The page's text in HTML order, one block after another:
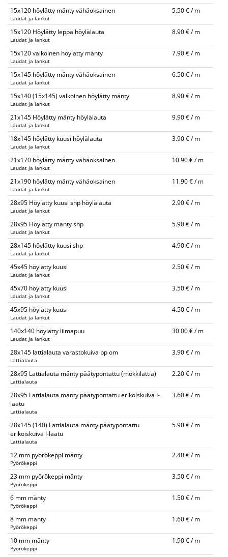
15x120 höylätty mänty vähäoksainen
Laudat ja lankut
5.50 € / m
15x120 Höylätty leppä höylälauta
Laudat ja lankut
8.90 € / m
15x120 valkoinen höylätty mänty
Laudat ja lankut
7.90 € / m
15x145 höylätty mänty vähäoksainen
Laudat ja lankut
6.50 € / m
15x140 (15x145) valkoinen höylätty mänty
Laudat ja lankut
8.90 € / m
21x145 Höylätty mänty höylälauta
Laudat ja lankut
9.90 € / m
18x145 höylätty kuusi höylälauta
Laudat ja lankut
3.90 € / m
21x170 höylätty mänty vähäoksainen
Laudat ja lankut
10.90 € / m
21x190 höylätty mänty vähäoksainen
Laudat ja lankut
11.90 € / m
28x95 Höylätty kuusi shp höylälauta
Laudat ja lankut
2.90 € / m
28x95 Höylätty mänty shp
Laudat ja lankut
5.90 € / m
28x145 höylätty kuusi shp
Laudat ja lankut
4.90 € / m
45x45 höylätty kuusi
Laudat ja lankut
2.50 € / m
45x70 höylätty kuusi
Laudat ja lankut
3.50 € / m
45x95 höylätty kuusi
Laudat ja lankut
4.50 € / m
140x140 höylätty liimapuu
Laudat ja lankut
30.00 € / m
28x145 lattialauta varastokuiva pp om
Lattialauta
3.90 € / m
28x95 Lattialauta mänty päätypontattu (mökkilattia)
Lattialauta
2.20 € / m
28x95 Lattialauta mänty päätypontattu erikoiskuiva I-
laatu
Lattialauta
3.60 € / m
28x145 (140) Lattialauta mänty päätypontattu
erikoiskuiva I-laatu
Lattialauta
5.90 € / m
12 mm pyörökeppi mänty
Pyörökeppi
2.40 € / m
23 mm pyörökeppi mänty
Pyörökeppi
3.50 € / m
6 mm mänty
Pyörökeppi
1.50 € / m
8 mm mänty
Pyörökeppi
1.60 € / m
10 mm mänty
Pyörökeppi
1.90 € / m